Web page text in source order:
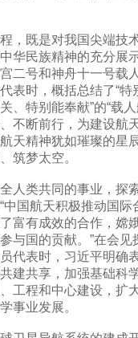
既是对我国尖端技
华民族精神的充分展
二号和神舟十一号载
表时，概括总结了“
、特别能奉献”的“载
不断前行，为建设航
天精神犹如璀璨的星
筑梦太空。
类共同的事业，探索
中国航天积极推动国际
富有成效的合作，嫦
与国的贡献。”在会见
代表时，习近平明确
建共享，加强基础科
工程和中心建设，扩
事业发展。